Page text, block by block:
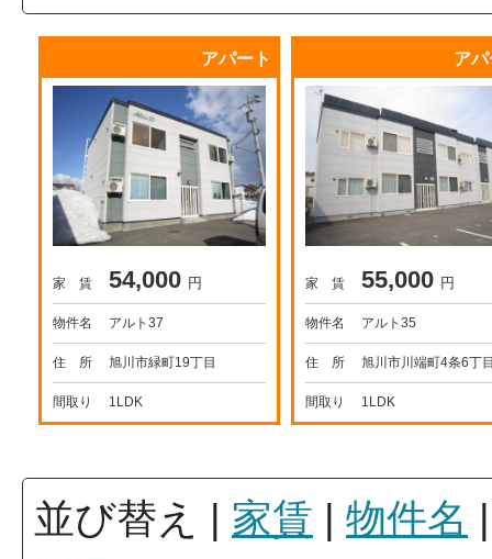
アパート
家 賃 54,000 円
物件名 アルト37
住 所 旭川市緑町19丁目
間取り 1LDK
ア
家 賃 55,000 円
物件名 アルト35
住 所 旭川市川端町4条6丁
間取り 1LDK
並び替え | 家賃 | 物件名